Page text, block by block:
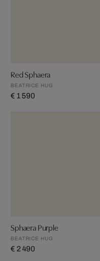
Red Sphaera
BEATRICE HUG
€ 1 590
Sphaera Purple
BEATRICE HUG
€ 2 490